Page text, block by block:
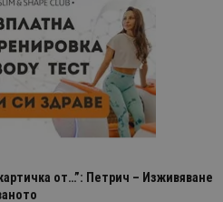
от…”: Петрич – Изживяване